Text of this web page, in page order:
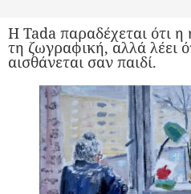
Η Tada παραδέχεται ότι η
τη ζωγραφική, αλλά λέει
αισθάνεται σαν παιδί.